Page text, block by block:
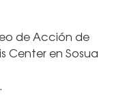
de Acción de
Center en Sosua